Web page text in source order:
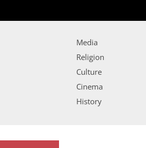
Media
Religion
Culture
Cinema
History